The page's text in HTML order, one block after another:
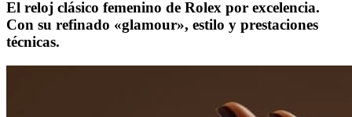
El reloj clásico femenino de Rolex por excelencia.
Con su refinado «glamour», estilo y prestaciones
técnicas.